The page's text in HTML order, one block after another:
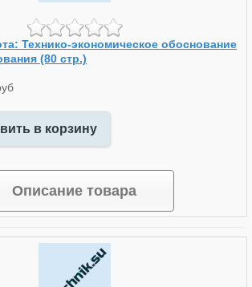
Технико-экономическое обоснование
(80 стр.)
в корзину
Описание товара